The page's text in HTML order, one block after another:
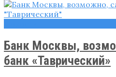
Банк Москвы,
банк «Таврический»